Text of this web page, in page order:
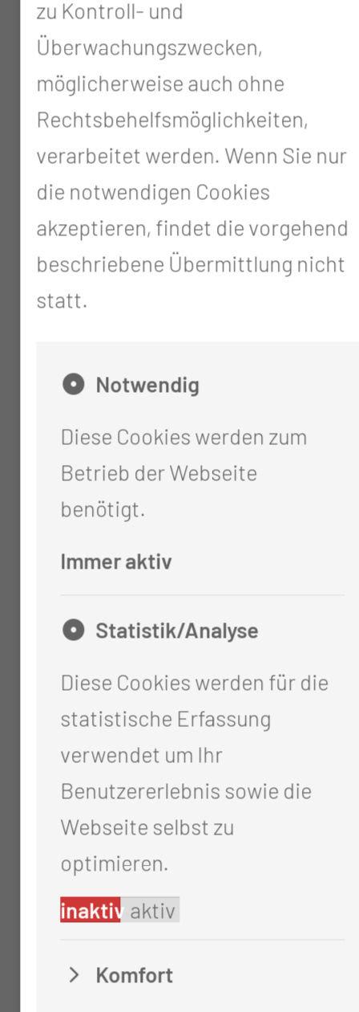
01/1997 – 12/1999
HNO-Weiterbildungsassistent
in der HNO-Praxis Dr. med.
Herbert Maskow und Prof. Dr.
med. Klaus Kuhl mit operativer
und konserv. Belegabteilung an
den Städtischen Kliniken
Delmenhorst, Niedersachsen
12/1996
06/1995 – 11/1996
AIP am Lister Krankenhaus
Hannover
10/1987 – 06/1994
der Medizinischen Hochschule
zu Kontroll- und
Überwachungszwecken,
möglicherweise auch ohne
Rechtsbehelfsmöglichkeiten,
verarbeitet werden. Wenn Sie nur
die notwendigen Cookies
akzeptieren, findet die vorgehend
beschriebene Übermittlung nicht
statt.
Notwendig
Diese Cookies werden zum
Betrieb der Webseite
benötigt.
Immer aktiv
Statistik/Analyse
Diese Cookies werden für die
statistische Erfassung
verwendet um Ihr
Benutzererlebnis sowie die
Webseite selbst zu
optimieren.
inaktiv aktiv
Komfort